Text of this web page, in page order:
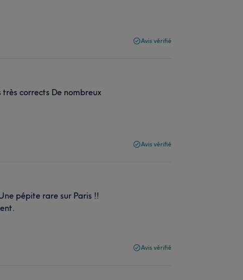
Avis vérifié
corrects De nombreux
Avis vérifié
pépite rare sur Paris !!
Avis vérifié